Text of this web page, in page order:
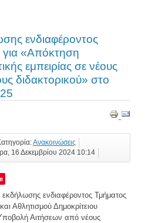
ενδιαφέροντος
«Απόκτηση
εμπειρίας σε νέους
διδακτορικού» στο
Ανακοινώσεις
16 Δεκεμβρίου 2024 10:14
ενδιαφέροντος Τμήματος
Αθλητισμού Δημοκρίτειου
Αιτήσεων από νέους